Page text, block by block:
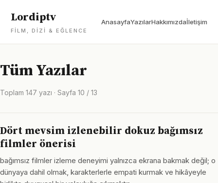
Lordiptv
FILM, DIZI & EĞLENCE
AnasayfaYazılarHakkımızdaİletişim
Tüm Yazılar
Toplam 147 yazı · Sayfa 10 / 13
Dört mevsim izlenebilir dokuz bağımsız
filmler önerisi
bağımsız filmler izleme deneyimi yalnızca ekrana bakmak değil; o
dünyaya dahil olmak, karakterlerle empati kurmak ve hikâyeyle